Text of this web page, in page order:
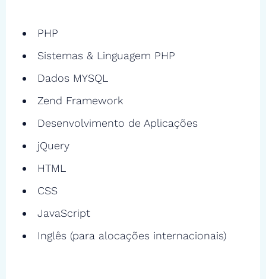
PHP
Sistemas & Linguagem PHP
Dados MYSQL
Zend Framework
Desenvolvimento de Aplicações
jQuery
HTML
CSS
JavaScript
Inglês (para alocações internacionais)